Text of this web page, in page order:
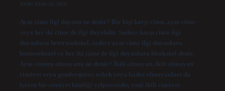
Tarih: Ekim 24, 2024
Aynı cinse ilgi duyana ne denir? Bir kişi karşı cinse, aynı cinse
veya her iki cinse de ilgi duyabilir. Sadece karşı cinse ilgi
duyanlara heteroseksüel, sadece aynı cinse ilgi duyanlara
homoseksüel ve her iki cinse de ilgi duyanlara biseksüel denir.
Aynı cinsten olmayana ne denir? İkili olmayan, ikili olmayan
cinsiyet veya genderqueer, erkek veya kadın olmayanları da
içeren bir cinsiyet kimliği yelpazesidir, yani ikili cinsiyet